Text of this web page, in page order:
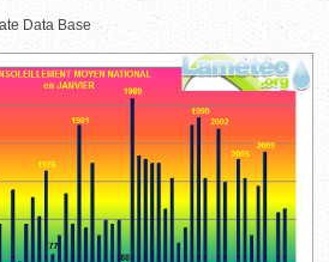
Data Base